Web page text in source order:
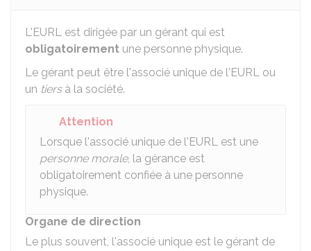
L'EURL est dirigée par un gérant qui est
obligatoirement une personne physique.
Le gérant peut être l'associé unique de l'EURL ou
un tiersà la société.
Attention
Lorsque l'associé unique de l'EURL est une
personne morale, la gérance est
obligatoirement confiée à une personne
physique.
Organe de direction
Le plus souvent, l'associé unique est le gérant de